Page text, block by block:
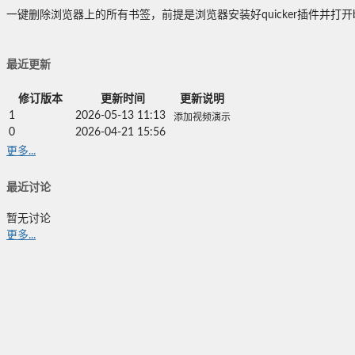
一键删除浏览器上的所有书签，前提是浏览器安装好quicker插件并打
最近更新
修订版本 更新时间
更新说明
1
2026-05-13 11:13 添加视频演示
0
2026-04-21 15:56
更多...
最近讨论
暂无讨论
更多...